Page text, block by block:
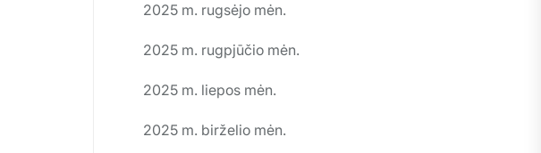
2025 m. rugsėjo mėn.
2025 m. rugpjūčio mėn.
2025 m. liepos mėn.
2025 m. birželio mėn.